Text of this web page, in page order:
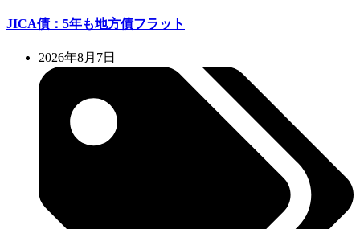
JICA債：5年も地方債フラット
2026年8月7日